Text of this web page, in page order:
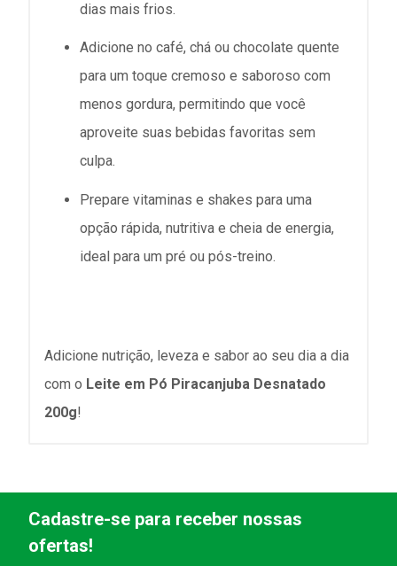
dias mais frios.
Adicione no café, chá ou chocolate quente
para um toque cremoso e saboroso com
menos gordura, permitindo que você
aproveite suas bebidas favoritas sem
culpa.
Prepare vitaminas e shakes para uma
opção rápida, nutritiva e cheia de energia,
ideal para um pré ou pós-treino.
Adicione nutrição, leveza e sabor ao seu dia a dia
com o Leite em Pó Piracanjuba Desnatado
200g!
Cadastre-se para receber nossas
ofertas!